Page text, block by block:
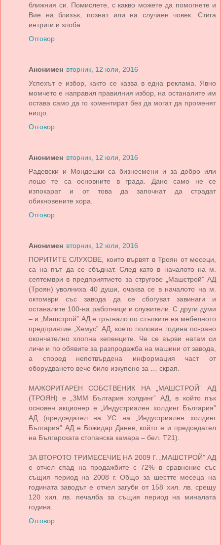
ближния си. Помислете, с какво можете да помогнете и
Вие на близък, познат или на случаен човек. Стига
интриги и злоба.
Отговор
Анонимен вторник, 12 юли, 2016
Успехът е избор, както се казва в една реклама. Явно
момчето е направил правилния избор, на останалите им
остава само да го коментират без да могат да променят
нищо.
Отговор
Анонимен вторник, 12 юли, 2016
Радевски и Мондешки са бизнесмени и за добро или
лошо те са основните в града. Дано само не се
изпокарат и от това да започнат да страдат
обикновените хора.
Отговор
Анонимен вторник, 12 юли, 2016
ПОРИТИТЕ СЛУХОВЕ, които вървят в Троян от месеци,
са на път да се сбъднат. След като в началото на м.
септември в предприятието за стругове „Машстрой” АД
(Троян) уволниха 40 души, очаква се в началото на м.
октомври със завода да се сбогуват завинаги и
останалите 100-на работници и служители. С други думи
– и „Машстрой” АД е тръгнало по стъпките на мебелното
предприятие „Хемус” АД, което половин година по-рано
окончателно хлопна кепенците. Че се върви натам си
личи и по обявите за разпродажба на машини от завода,
а според непотвърдена информация част от
оборудването вече било изкупено за … скрап.
МАЖОРИТАРЕН СОБСТВЕНИК НА „МАШСТРОЙ” АД
(ТРОЯН) е „ЗММ България холдинг” АД, в който пък
основен акционер е „Индустриален холдинг България”
АД (председател на УС на „Индустриален холдинг
България” АД е Божидар Данев, който е и председател
на Българската стопанска камара – бел. Т21).
ЗА ВТОРОТО ТРИМЕСЕЧИЕ НА 2009 Г. „МАШСТРОЙ” АД
е отчел спад на продажбите с 72% в сравнение със
същия период на 2008 г. Общо за шестте месеца на
годината заводът е отчел загуби от 158 хил. лв. срещу
120 хил. лв. печалба за същия период на миналата
година.
Отговор